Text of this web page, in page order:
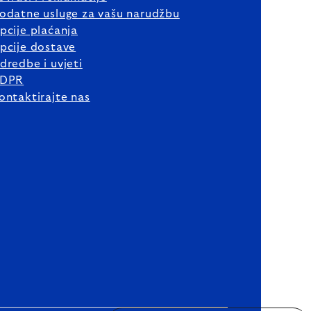
usluge za vašu narudžbu
plaćanja
dostave
i uvjeti
nas